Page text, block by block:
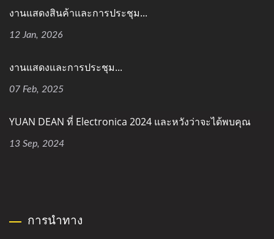
งานแสดงสินค้าและการประชุม...
12 Jan, 2026
งานแสดงและการประชุม...
07 Feb, 2025
YUAN DEAN ที่ Electronica 2024 และหวังว่าจะได้พบคุณ
13 Sep, 2024
การนำทาง